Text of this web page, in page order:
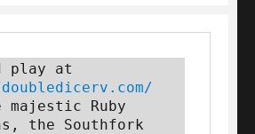
majestic Ruby
the Southfork